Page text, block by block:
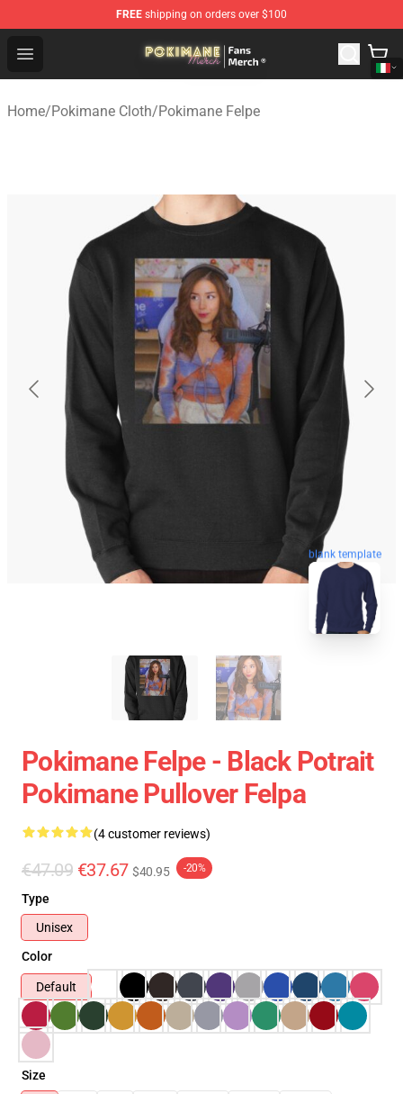
FREE shipping on orders over $100
Open menu
Pokimane Store - Official Pokimane Merchandise Shop
Home/Pokimane Cloth/Pokimane Felpe
blank template
Pokimane Felpe - Black Potrait
Pokimane Pullover Felpa
(4 customer reviews)
€47.09 €37.67 $40.95 -20%
Type
Unisex
Color
Default
Size